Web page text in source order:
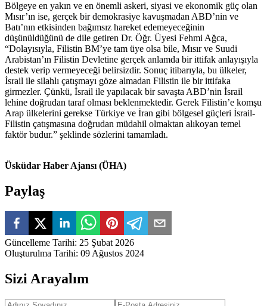
Bölgeye en yakın ve en önemli askeri, siyasi ve ekonomik güç olan
Mısır’ın ise, gerçek bir demokrasiye kavuşmadan ABD’nin ve
Batı’nın etkisinden bağımsız hareket edemeyeceğinin
düşünüldüğünü de dile getiren Dr. Öğr. Üyesi Fehmi Ağca,
“Dolayısıyla, Filistin BM’ye tam üye olsa bile, Mısır ve Suudi
Arabistan’ın Filistin Devletine gerçek anlamda bir ittifak anlayışıyla
destek verip vermeyeceği belirsizdir. Sonuç itibarıyla, bu ülkeler,
İsrail ile silahlı çatışmayı göze almadan Filistin ile bir ittifaka
girmezler. Çünkü, İsrail ile yapılacak bir savaşta ABD’nin İsrail
lehine doğrudan taraf olması beklenmektedir. Gerek Filistin’e komşu
Arap ülkelerini gerekse Türkiye ve İran gibi bölgesel güçleri İsrail-
Filistin çatışmasına doğrudan müdahil olmaktan alıkoyan temel
faktör budur.” şeklinde sözlerini tamamladı.
Üsküdar Haber Ajansı (ÜHA)
Paylaş
Güncelleme Tarihi: 25 Şubat 2026
Oluşturulma Tarihi: 09 Ağustos 2024
Sizi Arayalım